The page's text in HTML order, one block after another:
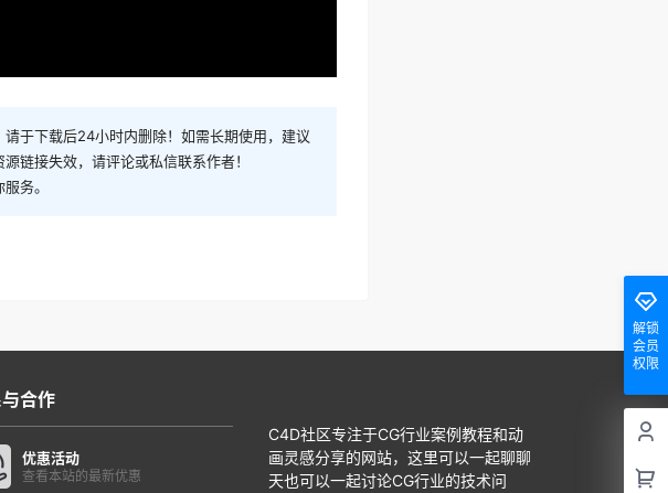
于下载后24小时内删除！如需长期使用，建议
链接失效，请评论或私信联系作者！
务。
解锁
会员
权限
合作
优惠活动
查看本站的最新优惠
C4D社区专注于CG行业案例教程和动
画灵感分享的网站，这里可以一起聊聊
天也可以一起讨论CG行业的技术问